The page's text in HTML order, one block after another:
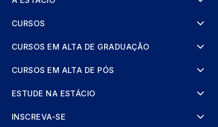
CURSOS
CURSOS EM ALTA DE GRADUAÇÃO
CURSOS EM ALTA DE PÓS
ESTUDE NA ESTÁCIO
INSCREVA-SE